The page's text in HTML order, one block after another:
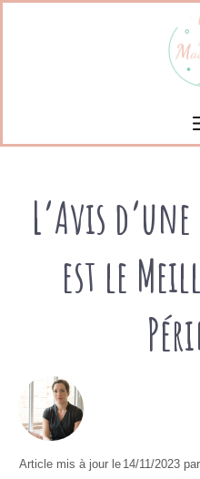
L’Avis
est le
Article mis à jour le 14/11/2023 par